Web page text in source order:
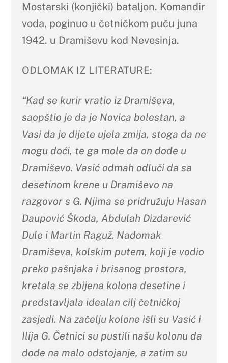
Mostarski (konjički) bataljon. Komandir
voda, poginuo u četničkom puču juna
1942. u Dramiševu kod Nevesinja.
ODLOMAK IZ LITERATURE:
“Kad se kurir vratio iz Dramiševa,
saopštio je da je Novica bolestan, a
Vasi da je dijete ujela zmija, stoga da ne
mogu doći, te ga mole da on dođe u
Dramiševo. Vasić odmah odluči da sa
desetinom krene u Dramiševo na
razgovor s G. Njima se pridružuju Hasan
Daupović Škoda, Abdulah Dizdarević
Dule i Martin Raguž. Nadomak
Dramiševa, kolskim putem, koji je vodio
preko pašnjaka i brisanog prostora,
kretala se zbijena kolona desetine i
predstavljala idealan cilj četničkoj
zasjedi. Na začelju kolone išli su Vasić i
Ilija G. Četnici su pustili našu kolonu da
dođe na malo odstojanje, a zatim su